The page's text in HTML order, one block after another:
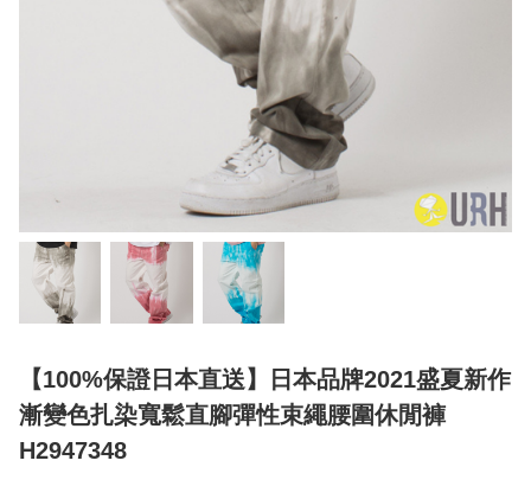
【100%保證日本直送】日本品牌2021盛夏新作
漸變色扎染寬鬆直腳彈性束繩腰圍休閒褲
H2947348